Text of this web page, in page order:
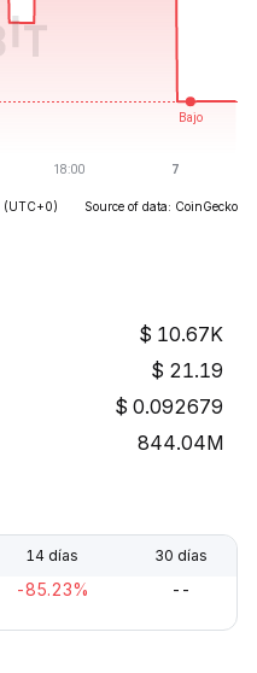
(UTC+0) Source of data: CoinGecko
10.67K
21.19
0.092679
844.04M
14 días 30 días
-85.23% --